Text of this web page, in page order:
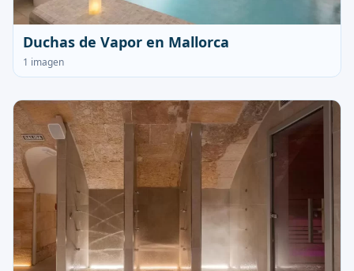
Duchas de Vapor en Mallorca
1 imagen